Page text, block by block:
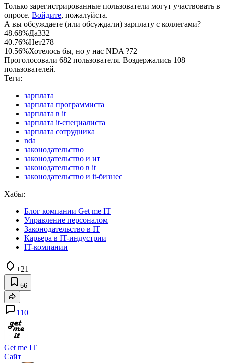
Только зарегистрированные пользователи могут участвовать в
опросе. Войдите, пожалуйста.
А вы обсуждаете (или обсуждали) зарплату с коллегами?
48.68%Да332
40.76%Нет278
10.56%Хотелось бы, но у нас NDA ?72
Проголосовали 682 пользователя. Воздержались 108
пользователей.
Теги:
зарплата
зарплата программиста
зарплата в it
зарплата it-специалиста
зарплата сотрудника
nda
законодательство
законодательство и ит
законодательство в it
законодательство и it-бизнес
Хабы:
Блог компании Get me IT
Управление персоналом
Законодательство в IT
Карьера в IT-индустрии
IT-компании
+21
56
110
Get me IT
Сайт